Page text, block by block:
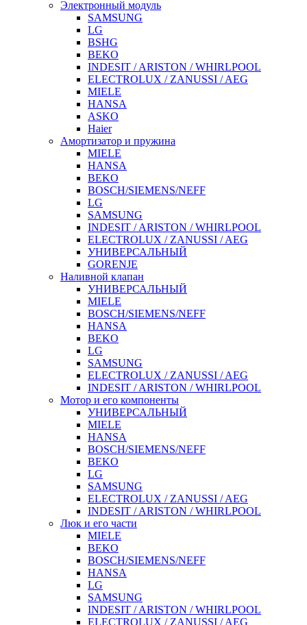
Электронный модуль
SAMSUNG
LG
BSHG
BEKO
INDESIT / ARISTON / WHIRLPOOL
ELECTROLUX / ZANUSSI / AEG
MIELE
HANSA
ASKO
Haier
Амортизатор и пружина
MIELE
HANSA
BEKO
BOSCH/SIEMENS/NEFF
LG
SAMSUNG
INDESIT / ARISTON / WHIRLPOOL
ELECTROLUX / ZANUSSI / AEG
УНИВЕРСАЛЬНЫЙ
GORENJE
Наливной клапан
УНИВЕРСАЛЬНЫЙ
MIELE
BOSCH/SIEMENS/NEFF
HANSA
BEKO
LG
SAMSUNG
ELECTROLUX / ZANUSSI / AEG
INDESIT / ARISTON / WHIRLPOOL
Мотор и его компоненты
УНИВЕРСАЛЬНЫЙ
MIELE
HANSA
BOSCH/SIEMENS/NEFF
BEKO
LG
SAMSUNG
ELECTROLUX / ZANUSSI / AEG
INDESIT / ARISTON / WHIRLPOOL
Люк и его части
MIELE
BEKO
BOSCH/SIEMENS/NEFF
HANSA
LG
SAMSUNG
INDESIT / ARISTON / WHIRLPOOL
ELECTROLUX / ZANUSSI / AEG